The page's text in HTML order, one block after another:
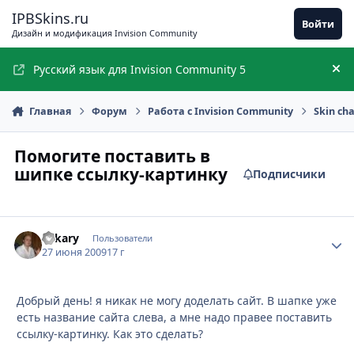
IPBSkins.ru
Дизайн и модификация Invision Community
Войти
Русский язык для Invision Community 5
Главная Форум Работа с Invision Community Skin
Помогите поставить в
шипке ссылку-картинку
Подписчики
Lekary Пользователи
27 июня 200917 г
Добрый день! я никак не могу доделать сайт. В шапке уже
есть название сайта слева, а мне надо правее поставить
ссылку-картинку. Как это сделать?